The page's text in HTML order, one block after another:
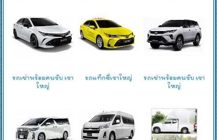
รถเช่าพร้อมคนขับ เขา
ใหญ่
รถแท็กซี่เขาใหญ่
รถเช่าพร้อมคนขับ เขา
ใหญ่